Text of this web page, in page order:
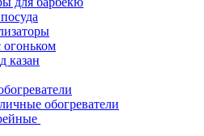
огоньком
казан
обогреватели